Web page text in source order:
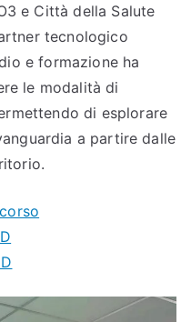
e Città della Salute
tecnologico
e formazione ha
le modalità di
di esplorare
a partire dalle